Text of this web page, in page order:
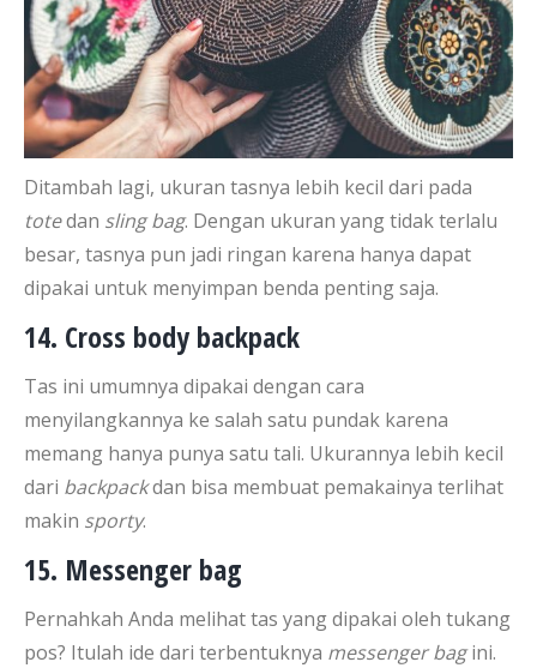
Ditambah lagi, ukuran tasnya lebih kecil dari pada
totedan sling bag. Dengan ukuran yang tidak terlalu
besar, tasnya pun jadi ringan karena hanya dapat
dipakai untuk menyimpan benda penting saja.
14. Cross body backpack
Tas ini umumnya dipakai dengan cara
menyilangkannya ke salah satu pundak karena
memang hanya punya satu tali. Ukurannya lebih kecil
dari backpackdan bisa membuat pemakainya terlihat
makin sporty.
15. Messenger bag
Pernahkah Anda melihat tas yang dipakai oleh tukang
pos? Itulah ide dari terbentuknya messenger bagini.